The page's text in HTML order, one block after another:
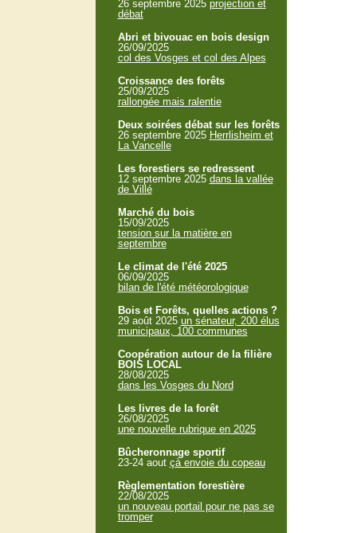
26 septembre 2025 projection et
débat
Abri et bivouac en bois design
26/09/2025
col des Vosges et col des Alpes
Croissance des forêts
25/09/2025
rallongée mais ralentie
Deux soirées débat sur les forêts
26 septembre 2025 Herrlisheim et
La Vancelle
Les forestiers se redressent
12 septembre 2025 dans la vallée
de Villé
Marché du bois
15/09/2025
tension sur la matière en
septembre
Le climat de l'été 2025
06/09/2025
bilan de l'été météorologique
Bois et Forêts, quelles actions ?
29 août 2025 un sénateur, 200 élus
municipaux, 100 communes
Coopération autour de la filière
BOIS LOCAL
28/08/2025
dans les Vosges du Nord
Les livres de la forêt
26/08/2025
une nouvelle rubrique en 2025
Bûcheronnage sportif
23-24 aout çà envoie du copeau
Règlementation forestière
22/08/2025
un nouveau portail pour ne pas se
tromper